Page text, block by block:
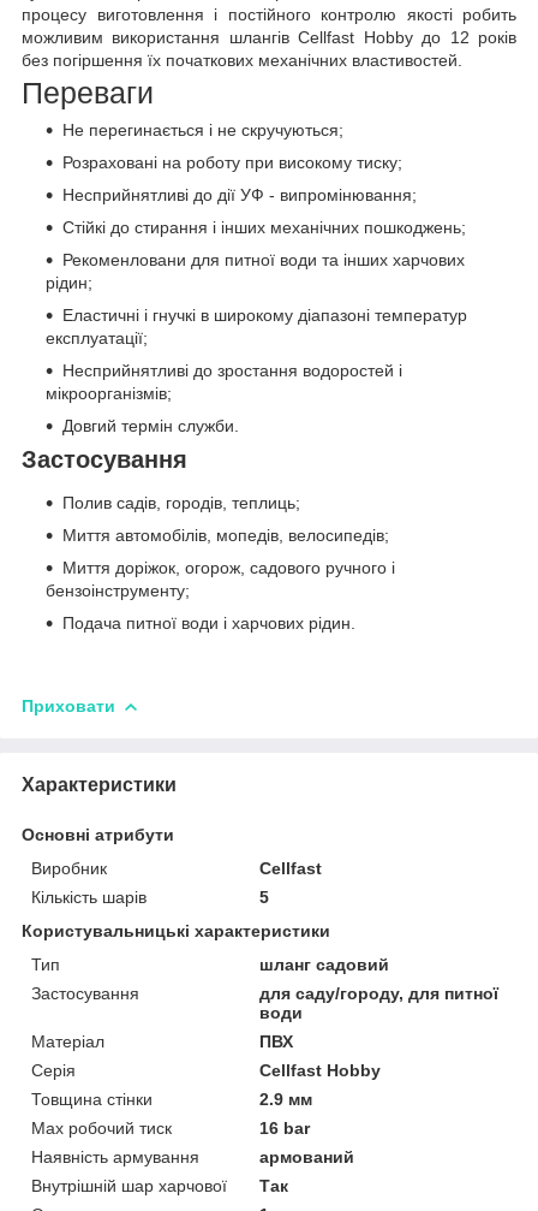
процесу виготовлення і постійного контролю якості робить
можливим використання шлангів Cellfast Hobby до 12 років
без погіршення їх початкових механічних властивостей.
Переваги
Не перегинається і не скручуються;
Розраховані на роботу при високому тиску;
Несприйнятливі до дії УФ - випромінювання;
Стійкі до стирання і інших механічних пошкоджень;
Рекоменловани для питної води та інших харчових
рідин;
Еластичні і гнучкі в широкому діапазоні температур
експлуатації;
Несприйнятливі до зростання водоростей і
мікроорганізмів;
Довгий термін служби.
Застосування
Полив садів, городів, теплиць;
Миття автомобілів, мопедів, велосипедів;
Миття доріжок, огорож, садового ручного і
бензоінструменту;
Подача питної води і харчових рідин.
Приховати
Характеристики
Основні атрибути
Виробник
Cellfast
Кількість шарів
5
Користувальницькі характеристики
Тип
шланг садовий
Застосування
для саду/городу, для питної
води
Матеріал
ПВХ
Серія
Cellfast Hobby
Товщина стінки
2.9 мм
Max робочий тиск
16 bar
Наявність армування
армований
Внутрішній шар харчової
Так